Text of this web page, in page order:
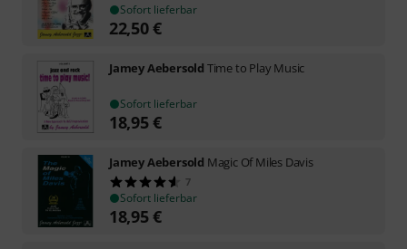
Sofort lieferbar
22,50€
Jamey Aebersold Time to Play Music
Sofort lieferbar
18,95€
Jamey Aebersold Magic Of Miles Davis
7
Sofort lieferbar
18,95€